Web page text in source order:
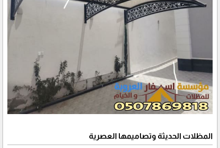
المظلات الحديثة وتصاميمها العصرية